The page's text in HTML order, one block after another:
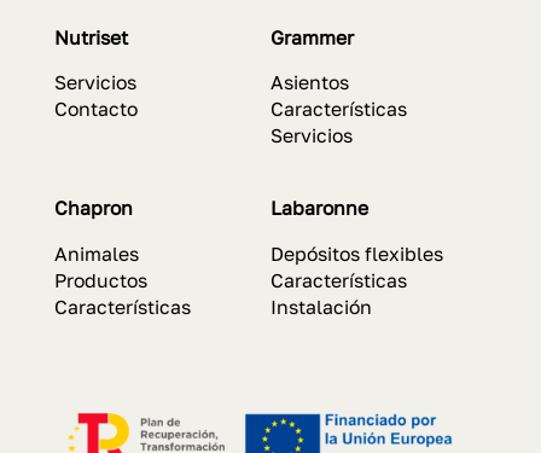
Nutriset
Servicios
Contacto
Grammer
Asientos
Características
Servicios
Chapron
Animales
Productos
Características
Labaronne
Depósitos flexibles
Características
Instalación